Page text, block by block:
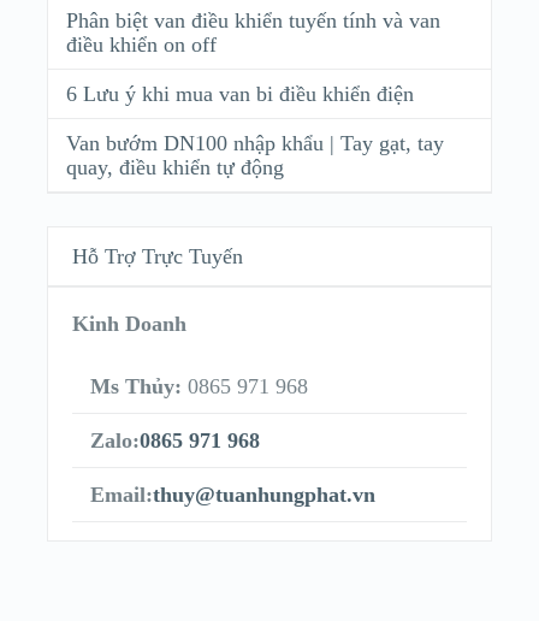
Phân biệt van điều khiển tuyến tính và van
điều khiển on off
6 Lưu ý khi mua van bi điều khiển điện
Van bướm DN100 nhập khẩu | Tay gạt, tay
quay, điều khiển tự động
Hỗ Trợ Trực Tuyến
Kinh Doanh
Ms Thủy: 0865 971 968
Zalo:0865 971 968
Email:thuy@tuanhungphat.vn